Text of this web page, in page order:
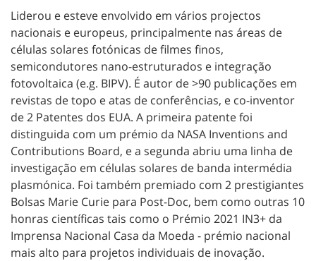
Liderou e esteve envolvido em vários projectos
nacionais e europeus, principalmente nas áreas de
células solares fotónicas de filmes finos,
semicondutores nano-estruturados e integração
fotovoltaica (e.g. BIPV). É autor de >90 publicações em
revistas de topo e atas de conferências, e co-inventor
de 2 Patentes dos EUA. A primeira patente foi
distinguida com um prémio da NASA Inventions and
Contributions Board, e a segunda abriu uma linha de
investigação em células solares de banda intermédia
plasmónica. Foi também premiado com 2 prestigiantes
Bolsas Marie Curie para Post-Doc, bem como outras 10
honras científicas tais como o Prémio 2021 IN3+ da
Imprensa Nacional Casa da Moeda - prémio nacional
mais alto para projetos individuais de inovação.